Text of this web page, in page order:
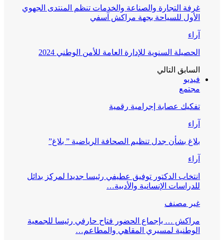
غرفة التجارة والصناعة والخدمات تنظم المنتدى الجهوي
الأول للسياحة بجهة مراكش آسفي
آراء
الحصيلة السنوية للإدارة العامة للأمن الوطني 2024
السابق التالي
فيديو
مجتمع
تفكيك عصابة إجرامية رقمية
آراء
بلاغ بشأن جدل تنظيم الصحافة الرياضية ” بلاغ”
آراء
انتخاب الدكتور توفيق عطيفي رئيسا جديدا لمركز بدائل
للدراسات الإنسانية والأدبية…
غير مصنف
مراكش … بإجماع الحضور فتاح حارفي رئيسا للجمعية
الوطنية لمسيري المقاهي والمطاعم…